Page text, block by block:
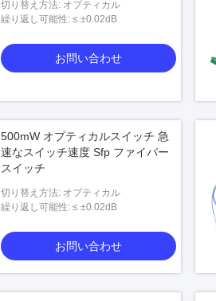
切り替え方法: オプティカル
繰り返し可能性: ≤ ±0.02dB
お問い合わせ
500mW オプティカルスイッチ 急
速なスイッチ速度 Sfp ファイバー
スイッチ
切り替え方法: オプティカル
繰り返し可能性: ≤ ±0.02dB
お問い合わせ